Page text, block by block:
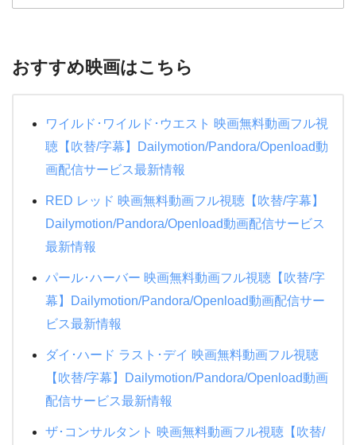
特捜戦隊デカレンジャー 10 YEARS AFTER
ハリーポッターと賢者の石
ハリーポッターと炎のゴブレット
ミュージアム
DEATH NOTE デスノート
悪の教典
パイレーツオブカリビアン/最後の海賊
悲しき天使
ゴジラキングオブモンスターズ
ダブルフェイス 潜入者
イジング
もののけ姫
天空の城ラピュタ
アナと雪の女王２
タッチ
ギブリーズ episode2
紅の豚
クレヨンしんちゃん 電撃!ブタのヒヅメ大作戦
絶対零度シーズン4
ＰＵ－ＰＵ－ＰＵ－
教場
24時間TV 2015 ドラマSP 母さん、俺は大丈夫
僕の生きる道
生まれる。
半沢直樹
恋におちたら~僕の成功の秘密~
ナニワ金融道
おすすめ映画はこちら
ワイルド･ワイルド･ウエスト 映画無料動画フル視
聴【吹替/字幕】Dailymotion/Pandora/Openload動
画配信サービス最新情報
RED レッド 映画無料動画フル視聴【吹替/字幕】
Dailymotion/Pandora/Openload動画配信サービス
最新情報
パール･ハーバー 映画無料動画フル視聴【吹替/字
幕】Dailymotion/Pandora/Openload動画配信サー
ビス最新情報
ダイ･ハード ラスト･デイ 映画無料動画フル視聴
【吹替/字幕】Dailymotion/Pandora/Openload動画
配信サービス最新情報
ザ･コンサルタント 映画無料動画フル視聴【吹替/